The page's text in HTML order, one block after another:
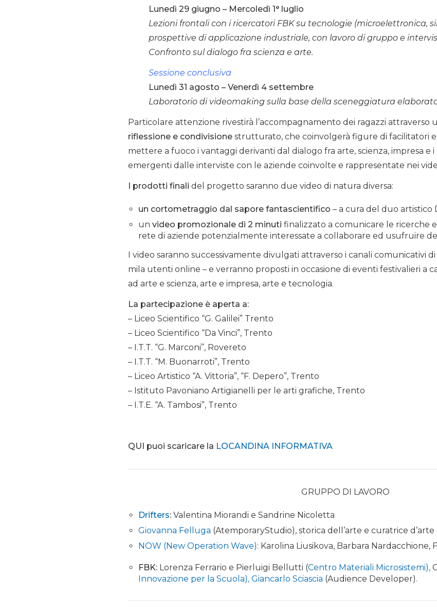
Lunedì 29 giugno – Mercoledì 1° luglio
Lezioni frontali con i ricercatori FBK su tecnologie (microelettronica,
prospettive di applicazione industriale, con lavoro di gruppo e
Confronto sul dialogo fra scienza e arte.
Sessione conclusiva
Lunedì 31 agosto – Venerdì 4 settembre
Laboratorio di videomaking sulla base della sceneggiatura
Particolare attenzione rivestirà l’accompagnamento dei ragazzi attraverso
riflessione e condivisionestrutturato, che coinvolgerà figure di facilitatori
mettere a fuoco i vantaggi derivanti dal dialogo fra arte, scienza, impresa e
emergenti dalle interviste con le aziende coinvolte e rappresentate nei
I prodotti finali del progetto saranno due video di natura diversa:
un cortometraggio dal sapore fantascientifico – a cura del duo artistico
un video promozionale di 2 minuti finalizzato a comunicare le ricerche
rete di aziende potenzialmente interessate a collaborare ed usufruire
I video saranno successivamente divulgati attraverso i canali comunicativi
mila utenti online – e verranno proposti in occasione di eventi festivalieri a
ad arte e scienza, arte e impresa, arte e tecnologia.
La partecipazione è aperta a:
– Liceo Scientifico “G. Galilei” Trento
– Liceo Scientifico “Da Vinci”, Trento
– I.T.T. “G. Marconi”, Rovereto
– I.T.T. “M. Buonarroti”, Trento
– Liceo Artistico “A. Vittoria”, “F. Depero”, Trento
– Istituto Pavoniano Artigianelli per le arti grafiche, Trento
– I.T.E. “A. Tambosi”, Trento
QUI puoi scaricare la LOCANDINA INFORMATIVA
GRUPPO DI LAVORO
Drifters:Valentina Miorandi e Sandrine Nicoletta
Giovanna Felluga (AtemporaryStudio), storica dell’arte e curatrice
NOW (New Operation Wave): Karolina Liusikova, Barbara Nardacchione,
FBK: Lorenza Ferrario e Pierluigi Bellutti (Centro Materiali Microsistemi),
Innovazione per la Scuola), Giancarlo Sciascia (Audience Developer).